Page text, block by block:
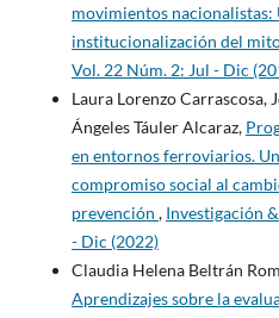
movimientos
institucionalización del
Vol. 22 Núm. 2: Jul - Dic
Laura Lorenzo Carrascosa,
Ángeles Táuler Alcaraz,
en entornos ferroviarios.
compromiso social al
prevención , Investigación
- Dic (2022)
Claudia Helena Beltrán
Aprendizajes sobre la